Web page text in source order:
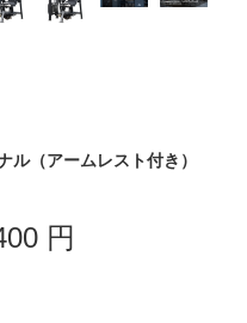
（アームレスト付き）
円